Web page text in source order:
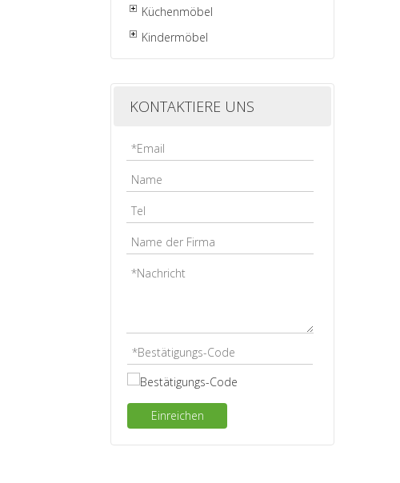
Küchenmöbel
Kindermöbel
KONTAKTIERE UNS
Einreichen